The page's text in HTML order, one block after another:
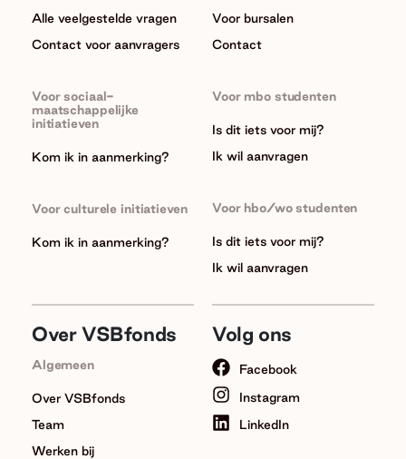
Alle veelgestelde vragen
Contact voor aanvragers
Voor sociaal-
maatschappelijke
initiatieven
Kom ik in aanmerking?
Voor culturele initiatieven
Kom ik in aanmerking?
Voor bursalen
Contact
Voor mbo studenten
Is dit iets voor mij?
Ik wil aanvragen
Voor hbo/wo studenten
Is dit iets voor mij?
Ik wil aanvragen
Over VSBfonds
Algemeen
Over VSBfonds
Team
Werken bij
Volg ons
Facebook
Instagram
LinkedIn